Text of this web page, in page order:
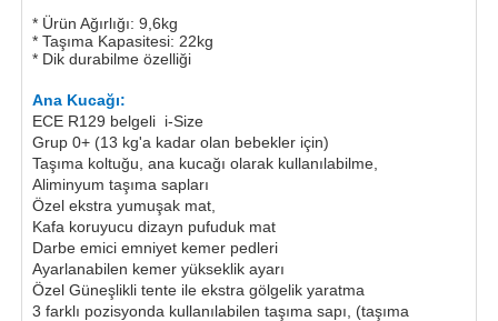
* Ürün Ağırlığı: 9,6kg
* Taşıma Kapasitesi: 22kg
* Dik durabilme özelliği
Ana Kucağı:
ECE R129 belgeli i-Size
Grup 0+ (13 kg'a kadar olan bebekler için)
Taşıma koltuğu, ana kucağı olarak kullanılabilme,
Aliminyum taşıma sapları
Özel ekstra yumuşak mat,
Kafa koruyucu dizayn pufuduk mat
Darbe emici emniyet kemer pedleri
Ayarlanabilen kemer yükseklik ayarı
Özel Güneşlikli tente ile ekstra gölgelik yaratma
3 farklı pozisyonda kullanılabilen taşıma sapı, (taşıma